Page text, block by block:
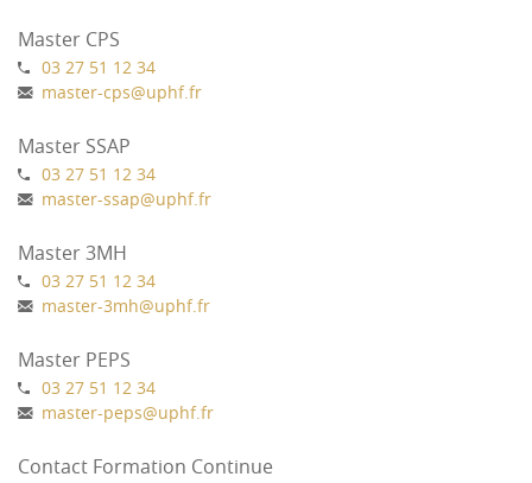
Master CPS
03 27 51 12 34
master-cps@uphf.fr
Master SSAP
03 27 51 12 34
master-ssap@uphf.fr
Master 3MH
03 27 51 12 34
master-3mh@uphf.fr
Master PEPS
03 27 51 12 34
master-peps@uphf.fr
Contact Formation Continue